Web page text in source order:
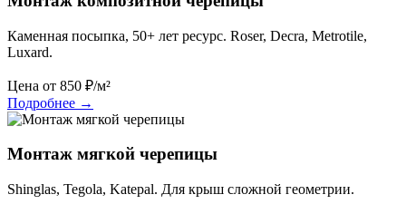
Каменная посыпка, 50+ лет ресурс. Roser, Decra, Metrotile,
Luxard.
Цена от 850 ₽/м²
Подробнее →
Монтаж мягкой черепицы
Shinglas, Tegola, Katepal. Для крыш сложной геометрии.